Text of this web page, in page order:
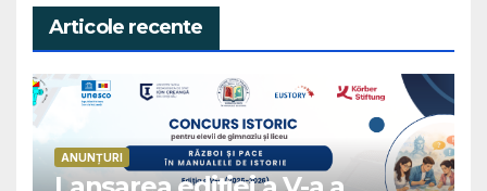
Articole recente
ANUNȚURI